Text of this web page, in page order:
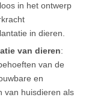
in het ontwerp
in dieren.
van dieren:
van de
en
van huisdieren als